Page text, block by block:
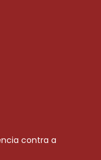
contra a